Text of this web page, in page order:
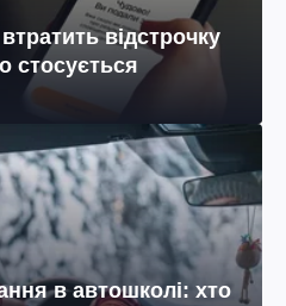
відстрочку
стосується
в автошколі: хто